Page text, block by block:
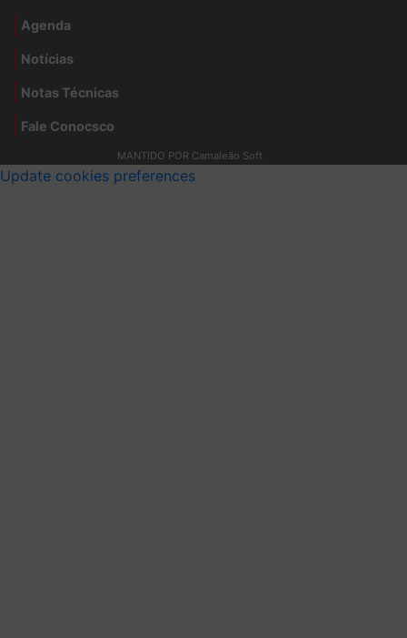
Agenda
Notícias
Notas Técnicas
Fale Conocsco
MANTIDO POR Camaleão Soft
Update cookies preferences